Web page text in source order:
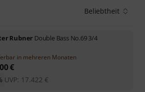
Beliebtheit
Rubner Double Bass No.69 3/4
in mehreren Monaten
€
UVP: 17.422 €